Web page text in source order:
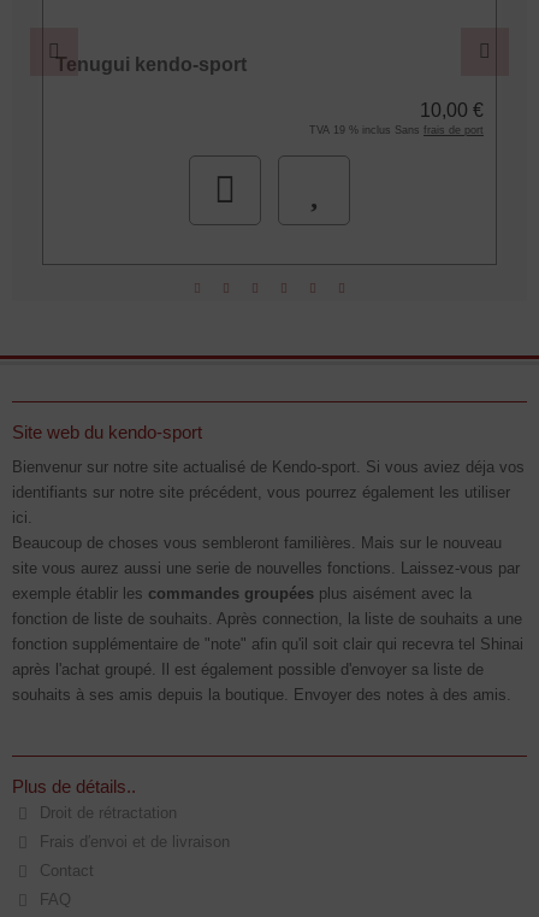
Tenugui kendo-sport
10,00 €
TVA 19 % inclus Sans frais de port
Site web du kendo-sport
Bienvenur sur notre site actualisé de Kendo-sport. Si vous aviez déja vos
identifiants sur notre site précédent, vous pourrez également les utiliser
ici.
Beaucoup de choses vous sembleront familières. Mais sur le nouveau
site vous aurez aussi une serie de nouvelles fonctions. Laissez-vous par
exemple établir les commandes groupées plus aisément avec la
fonction de liste de souhaits. Après connection, la liste de souhaits a une
fonction supplémentaire de "note" afin qu'il soit clair qui recevra tel Shinai
après l'achat groupé. Il est également possible d'envoyer sa liste de
souhaits à ses amis depuis la boutique. Envoyer des notes à des amis.
Plus de détails..
Droit de rétractation
Frais d′envoi et de livraison
Contact
FAQ